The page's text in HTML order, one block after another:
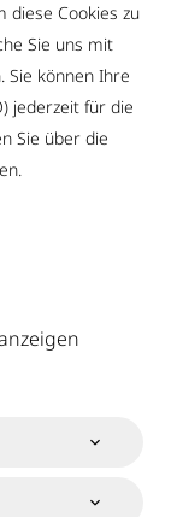
in die
Robert-
diese Cookies zu
Sie uns mit
Sie können Ihre
jederzeit für die
Sie über die